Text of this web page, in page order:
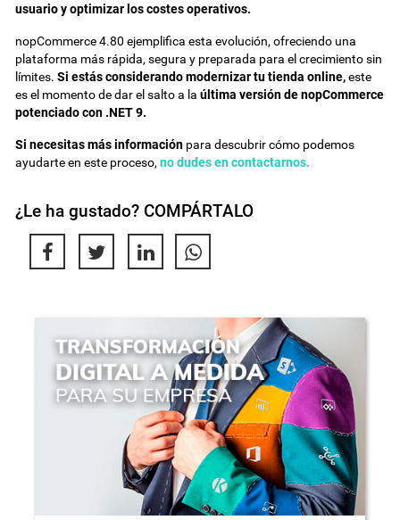
usuario y optimizar los costes operativos.
nopCommerce 4.80 ejemplifica esta evolución, ofreciendo una
plataforma más rápida, segura y preparada para el crecimiento sin
límites. Si estás considerando modernizar tu tienda online,este
es el momento de dar el salto a la última versión de nopCommerce
potenciado con .NET 9.
Si necesitas más información para descubrir cómo podemos
ayudarte en este proceso,no dudes en contactarnos.
¿Le ha gustado? COMPÁRTALO